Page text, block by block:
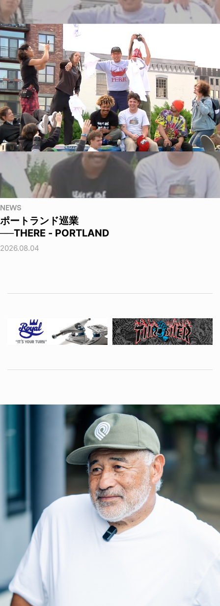
NEWS
ポートランド巡業
──THERE - PORTLAND
2026.08.04